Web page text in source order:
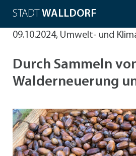
STADT WALLDORF
09.10.2024, Umwelt- und
Durch Sammeln
Walderneuerung